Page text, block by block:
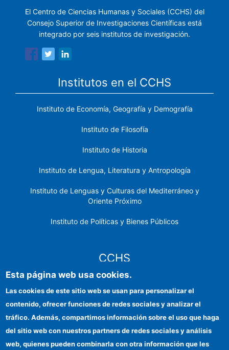
El Centro de Ciencias Humanas y Sociales (CCHS) del
Consejo Superior de Investigaciones Científicas está
integrado por seis institutos de investigación.
Institutos en el CCHS
Instituto de Economía, Geografía y Demografía
Instituto de Filosofía
Instituto de Historia
Instituto de Lengua, Literatura y Antropología
Instituto de Lenguas y Culturas del Mediterráneo y
Oriente Próximo
Instituto de Políticas y Bienes Públicos
CCHS
Identidad institucional
Ayudas FEDER
Esta página web usa cookies.
Las cookies de este sitio web se usan para personalizar el
contenido, ofrecer funciones de redes sociales y analizar el
tráfico. Además, compartimos información sobre el uso que haga
del sitio web con nuestros partners de redes sociales y análisis
web, quienes pueden combinarla con otra información que les